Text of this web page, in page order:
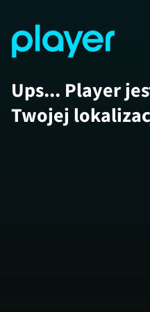
Ups... Player
Twojej